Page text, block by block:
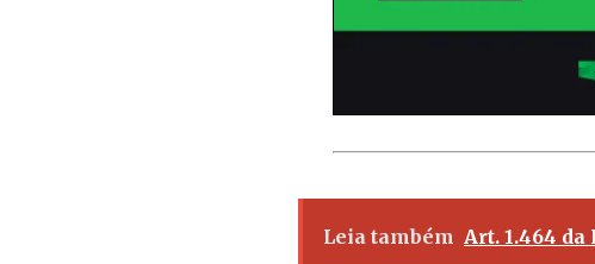
Leia também Art. 1.464